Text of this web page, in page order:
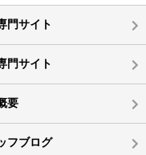
門サイト
門サイト
要
フブログ